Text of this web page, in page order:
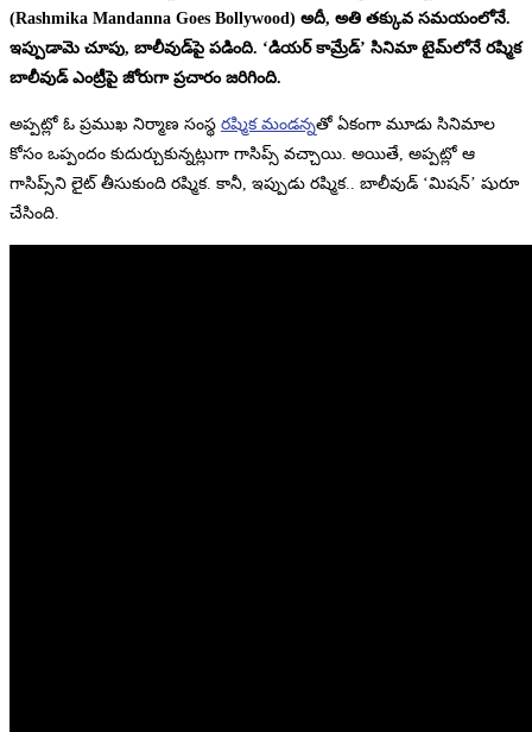
(Rashmika Mandanna Goes Bollywood) అదీ, అతి తక్కువ సమయంలోనే.
ఇప్పుడామె చూపు, బాలీవుడ్‌పై పడింది. ‘డియర్‌ కామ్రేడ్‌’ సినిమా టైమ్‌లోనే రష్మిక
బాలీవుడ్‌ ఎంట్రీపై జోరుగా ప్రచారం జరిగింది.
అప్పట్లో ఓ ప్రముఖ నిర్మాణ సంస్థ రష్మిక మండన్నతో ఏకంగా మూడు సినిమాల
కోసం ఒప్పందం కుదుర్చుకున్నట్లుగా గాసిప్స్‌ వచ్చాయి. అయితే, అప్పట్లో ఆ
గాసిప్స్‌ని లైట్‌ తీసుకుంది రష్మిక. కానీ, ఇప్పుడు రష్మిక.. బాలీవుడ్‌ ‘మిషన్‌’ షురూ
చేసింది.